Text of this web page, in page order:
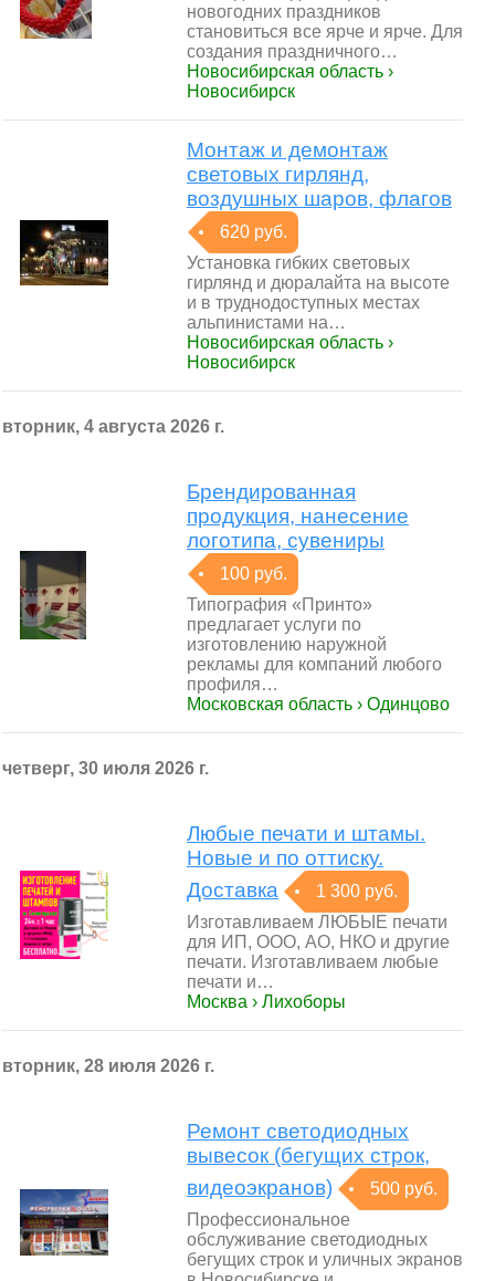
новогодних праздников
становиться все ярче и ярче. Для
создания праздничного…
Новосибирская область ›
Новосибирск
Монтаж и демонтаж
световых гирлянд,
воздушных шаров, флагов
620 руб.
Установка гибких световых
гирлянд и дюралайта на высоте
и в труднодоступных местах
альпинистами на…
Новосибирская область ›
Новосибирск
вторник, 4 августа 2026 г.
Брендированная
продукция, нанесение
логотипа, сувениры
100 руб.
Типография «Принто»
предлагает услуги по
изготовлению наружной
рекламы для компаний любого
профиля…
Московская область › Одинцово
четверг, 30 июля 2026 г.
Любые печати и штамы.
Новые и по оттиску.
Доставка
1 300 руб.
Изготавливаем ЛЮБЫЕ печати
для ИП, ООО, АО, НКО и другие
печати. Изготавливаем любые
печати и…
Москва › Лихоборы
вторник, 28 июля 2026 г.
Ремонт светодиодных
вывесок (бегущих строк,
видеоэкранов)
500 руб.
Профессиональное
обслуживание светодиодных
бегущих строк и уличных экранов